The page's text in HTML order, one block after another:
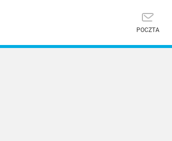
POCZTA